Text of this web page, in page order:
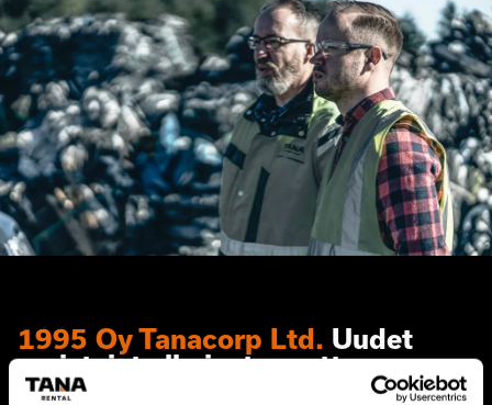
1995 Oy Tanacorp Ltd. Uudet
omistajat alkoivat muuttaa
yritystä yksinkertaisemmaksi ja